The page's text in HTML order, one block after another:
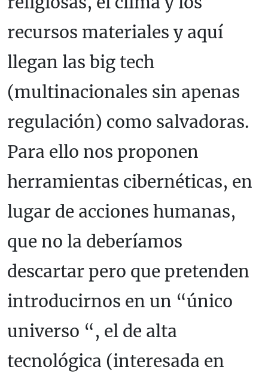
recursos materiales y aquí
llegan las big tech
(multinacionales sin apenas
regulación) como salvadoras.
Para ello nos proponen
herramientas cibernéticas, en
lugar de acciones humanas,
que no la deberíamos
descartar pero que pretenden
introducirnos en un “único
universo “, el de alta
tecnológica (interesada en